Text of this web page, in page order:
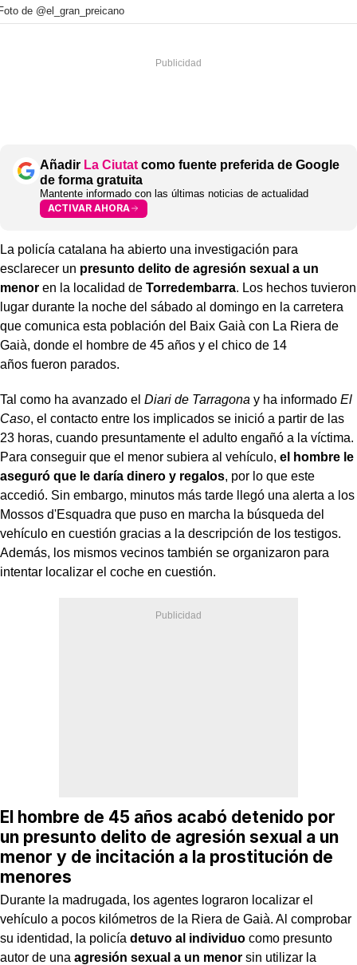
de @el_gran_preicano
Añadir La Ciutat como fuente preferida de Google
de forma gratuita
Mantente informado con las últimas noticias de actualidad
ACTIVAR AHORA
La policía catalana ha abierto una investigación para
esclarecer un presunto delito de agresión sexual a un
menor en la localidad de Torredembarra. Los hechos tuvieron
lugar durante la noche del sábado al domingo en la carretera
que comunica esta población del Baix Gaià con La Riera de
Gaià, donde el hombre de 45 años y el chico de 14
años fueron parados.
Tal como ha avanzado el Diari de Tarragona y ha informado El
Caso, el contacto entre los implicados se inició a partir de las
23 horas, cuando presuntamente el adulto engañó a la víctima.
Para conseguir que el menor subiera al vehículo, el hombre le
aseguró que le daría dinero y regalos, por lo que este
accedió. Sin embargo, minutos más tarde llegó una alerta a los
Mossos d'Esquadra que puso en marcha la búsqueda del
vehículo en cuestión gracias a la descripción de los testigos.
Además, los mismos vecinos también se organizaron para
intentar localizar el coche en cuestión.
El hombre de 45 años acabó detenido por
un presunto delito de agresión sexual a un
menor y de incitación a la prostitución de
menores
Durante la madrugada, los agentes lograron localizar el
vehículo a pocos kilómetros de la Riera de Gaià. Al comprobar
su identidad, la policía detuvo al individuo como presunto
autor de una agresión sexual a un menor sin utilizar la